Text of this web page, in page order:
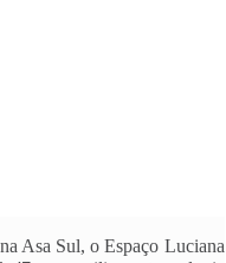
Asa Sul, o Espaço Luciana